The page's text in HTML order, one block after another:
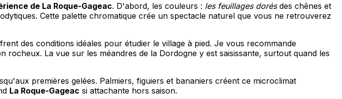
de La Roque-Gageac. D'abord, les couleurs : les feuillages dorésdes chênes et
Cette palette chromatique crée un spectacle naturel que vous ne retrouverez
des conditions idéales pour étudier le village à pied. Je vous recommande
rocheux. La vue sur les méandres de la Dordogne y est saisissante, surtout quand les
premières gelées. Palmiers, figuiers et bananiers créent ce microclimat
La Roque-Gageac si attachante hors saison.